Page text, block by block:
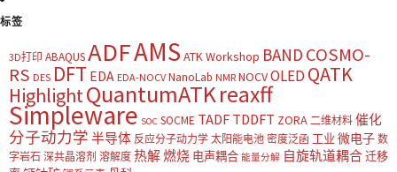
标签
3D打印 ABAQUSADFAMS ATK Workshop BAND COSMO-
RS DES DFT EDA EDA-NOCV NanoLab NMR NOCVOLED QATK
HighlightQuantumATKreaxff
Simpleware SOC SOCME TADF TDDFT ZORA 二维材料 催化
分子动力学 半导体 反应分子动力学 太阳能电池 密度泛函 工业 微电子 数
字岩石 深共晶溶剂 溶解度 热解燃烧 电声耦合 能量分解 自旋轨道耦合迁移